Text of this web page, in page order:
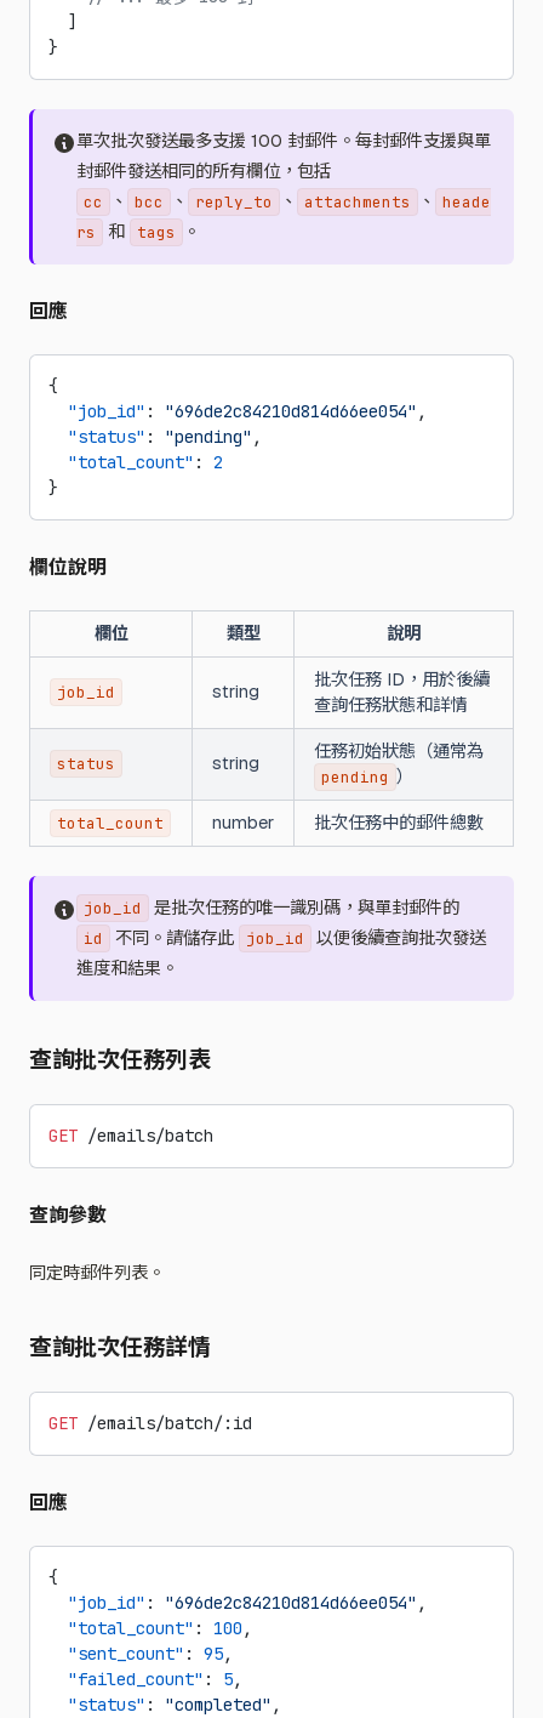
  ]
}
單次批次發送最多支援 100 封郵件。每封郵件支援與單
封郵件發送相同的所有欄位，包括
cc 、 bcc 、 reply_to 、 attachments 、
heade
rs
和 tags 。
回應
{
  "job_id"
: "696de2c84210d814d66ee054" ,
  "status"
: "pending" ,
  "total_count"
: 2
}
欄位說明
欄位 類型 說明
job_id string
批次任務 ID，用於後續
查詢任務狀態和詳情
status string
任務初始狀態（通常為
pending ）
total_count number 批次任務中的郵件總數
job_id 是批次任務的唯一識別碼，與單封郵件的
id 不同。請儲存此 job_id
以便後續查詢批次發送
進度和結果。
查詢批次任務列表
GET /emails/batch
查詢參數
同定時郵件列表。
查詢批次任務詳情
GET /emails/batch/:id
回應
{
  "job_id"
: "696de2c84210d814d66ee054" ,
  "total_count"
: 100 ,
  "sent_count"
: 95,
  "failed_count"
: 5,
  "status"
: "completed" ,